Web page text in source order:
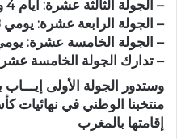
– الجولة الثالثة عشرة: أيام 4 و5 و6 نوفمبر 2025
– الجولة الرابعة عشرة: يومي 8 و9 نوفمبر 2025
– الجولة الخامسة عشرة: يومي 22 و23 نوفمبر
– تدارك الجولة الخامسة عشرة: يوم 26
منتخبنا الوطني في نهائيات
إقامتها بالمغرب